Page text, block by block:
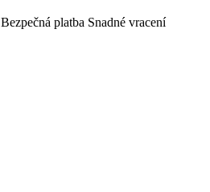
Bezpečná platba Snadné vracení